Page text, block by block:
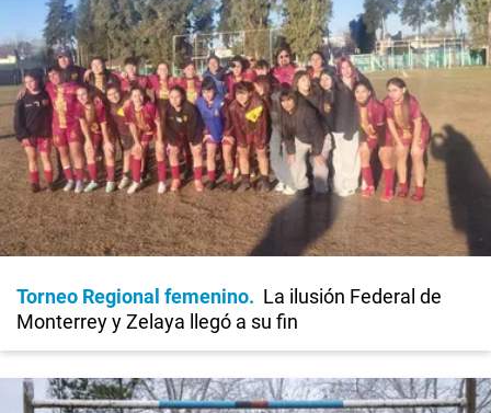
Torneo Regional femenino
La ilusión Federal de
Monterrey y Zelaya llegó a su fin